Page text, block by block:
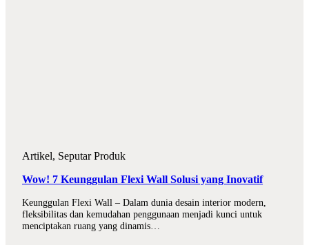
Artikel, Seputar Produk
Wow! 7 Keunggulan Flexi Wall Solusi yang Inovatif
Keunggulan Flexi Wall – Dalam dunia desain interior modern,
fleksibilitas dan kemudahan penggunaan menjadi kunci untuk
menciptakan ruang yang dinamis…